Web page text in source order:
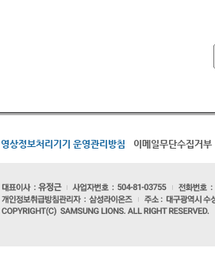
영상정보처리기기 운영관리방침 이메일무단수집거부